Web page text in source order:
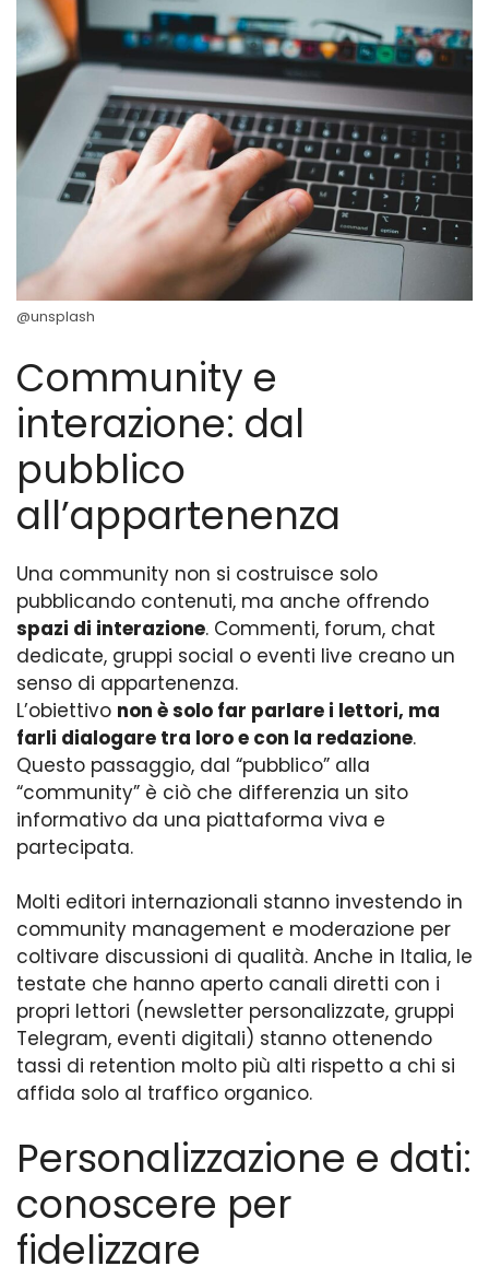
@unsplash
Community e
interazione: dal
pubblico
all’appartenenza
Una community non si costruisce solo
pubblicando contenuti, ma anche offrendo
spazi di interazione. Commenti, forum, chat
dedicate, gruppi social o eventi live creano un
senso di appartenenza.
L’obiettivo non è solo far parlare i lettori, ma
farli dialogare tra loro e con la redazione.
Questo passaggio, dal “pubblico” alla
“community” è ciò che differenzia un sito
informativo da una piattaforma viva e
partecipata.
Molti editori internazionali stanno investendo in
community management e moderazione per
coltivare discussioni di qualità. Anche in Italia, le
testate che hanno aperto canali diretti con i
propri lettori (newsletter personalizzate, gruppi
Telegram, eventi digitali) stanno ottenendo
tassi di retention molto più alti rispetto a chi si
affida solo al traffico organico.
Personalizzazione e dati:
conoscere per
fidelizzare